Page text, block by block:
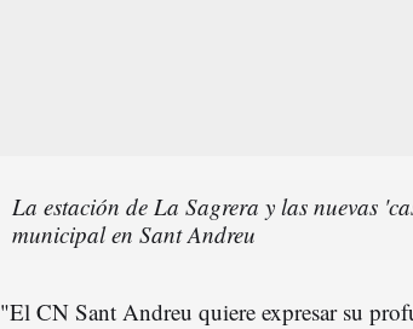
La estación de La Sagrera y las nuevas
municipal en Sant Andreu
"El CN Sant Andreu quiere expresar su